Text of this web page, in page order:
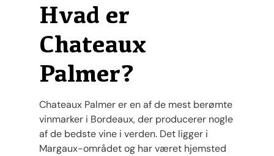
Hvad er
Chateaux
Palmer?
Chateaux Palmer er en af ​​de mest berømte
vinmarker i Bordeaux, der producerer nogle
af de bedste vine i verden. Det ligger i
Margaux-området og har været hjemsted